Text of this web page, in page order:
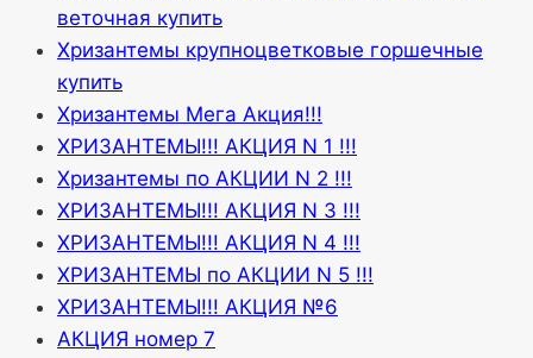
веточная купить
Хризантемы крупноцветковые горшечные
купить
Хризантемы Мега Акция!!!
ХРИЗАНТЕМЫ!!! АКЦИЯ N 1 !!!
Хризантемы по АКЦИИ N 2 !!!
ХРИЗАНТЕМЫ!!! АКЦИЯ N 3 !!!
ХРИЗАНТЕМЫ!!! АКЦИЯ N 4 !!!
ХРИЗАНТЕМЫ по АКЦИИ N 5 !!!
ХРИЗАНТЕМЫ!!! АКЦИЯ №6
АКЦИЯ номер 7